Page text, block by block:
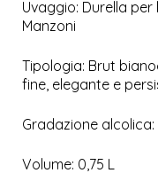
Uvaggio: Durella per
Manzoni
Tipologia: Brut
fine, elegante e
Gradazione alcolica:
Volume: 0,75 L